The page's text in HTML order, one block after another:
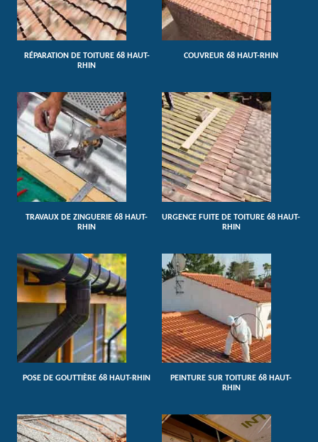
RÉPARATION DE TOITURE 68 HAUT-
RHIN
COUVREUR 68 HAUT-RHIN
TRAVAUX DE ZINGUERIE 68 HAUT-
RHIN
URGENCE FUITE DE TOITURE 68 HAUT-
RHIN
POSE DE GOUTTIÈRE 68 HAUT-RHIN
PEINTURE SUR TOITURE 68 HAUT-
RHIN